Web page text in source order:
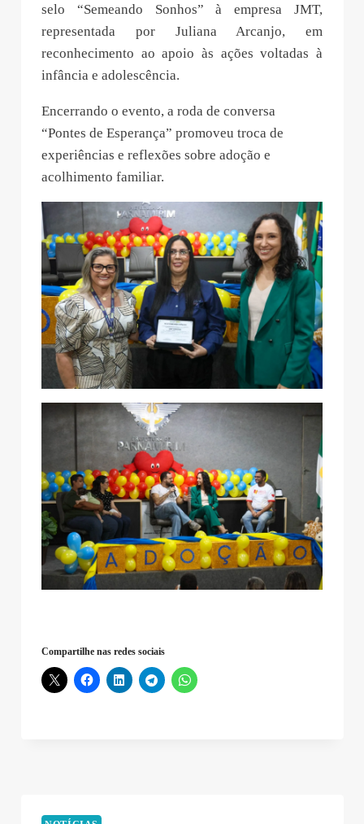
selo “Semeando Sonhos” à empresa JMT,
representada por Juliana Arcanjo, em
reconhecimento ao apoio às ações voltadas à
infância e adolescência.
Encerrando o evento, a roda de conversa
“Pontes de Esperança” promoveu troca de
experiências e reflexões sobre adoção e
acolhimento familiar.
Compartilhe nas redes sociais